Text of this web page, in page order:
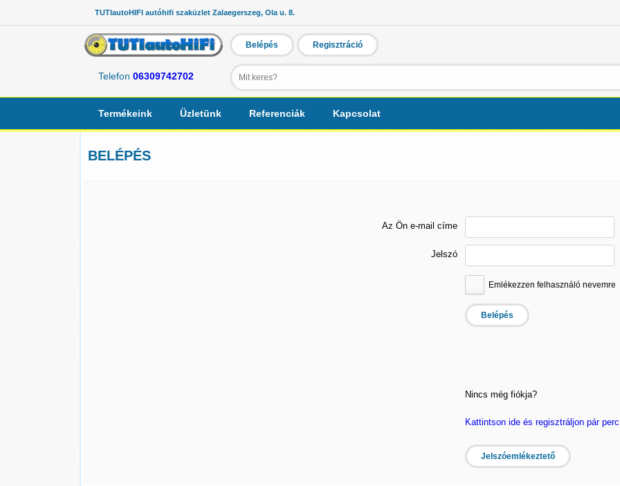
TUTIautoHIFI autóhifi szaküzlet Zalaegerszeg, Ola u. 8.
Telefon 06309742702
Belépés Regisztráció
Termékeink Üzletünk Referenciák Kapcsolat
BELÉPÉS
Az Ön e-mail címe
Jelszó
Emlékezzen felhasználó nevemre
Belépés
Nincs még fiókja?
Kattintson ide és regisztráljon pár
Jelszóemlékeztető